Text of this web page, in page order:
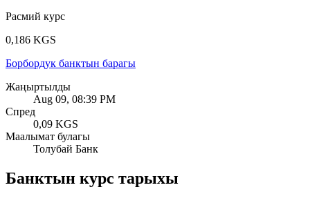
Расмий курс
0,186 KGS
Борбордук банктын барагы
Жаңыртылды
Aug 09, 08:39 PM
Спред
0,09 KGS
Маалымат булагы
Толубай Банк
Банктын курс тарыхы